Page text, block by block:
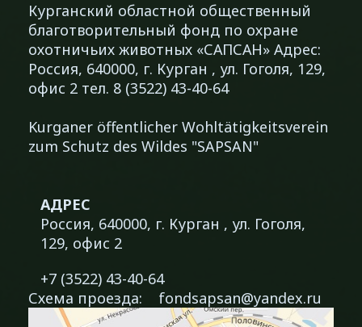
Курганский областной общественный
благотворительный фонд по охране
охотничьих животных «САПСАН» Адрес:
Россия, 640000, г. Курган , ул. Гоголя, 129,
офис 2 тел. 8 (3522) 43-40-64
Kurganer öffentlicher Wohltätigkeitsverein
zum Schutz des Wildes "SAPSAN"
АДРЕС
Россия, 640000, г. Курган , ул. Гоголя,
129, офис 2
+7 (3522) 43-40-64
fondsapsan@yandex.ru
Схема проезда: